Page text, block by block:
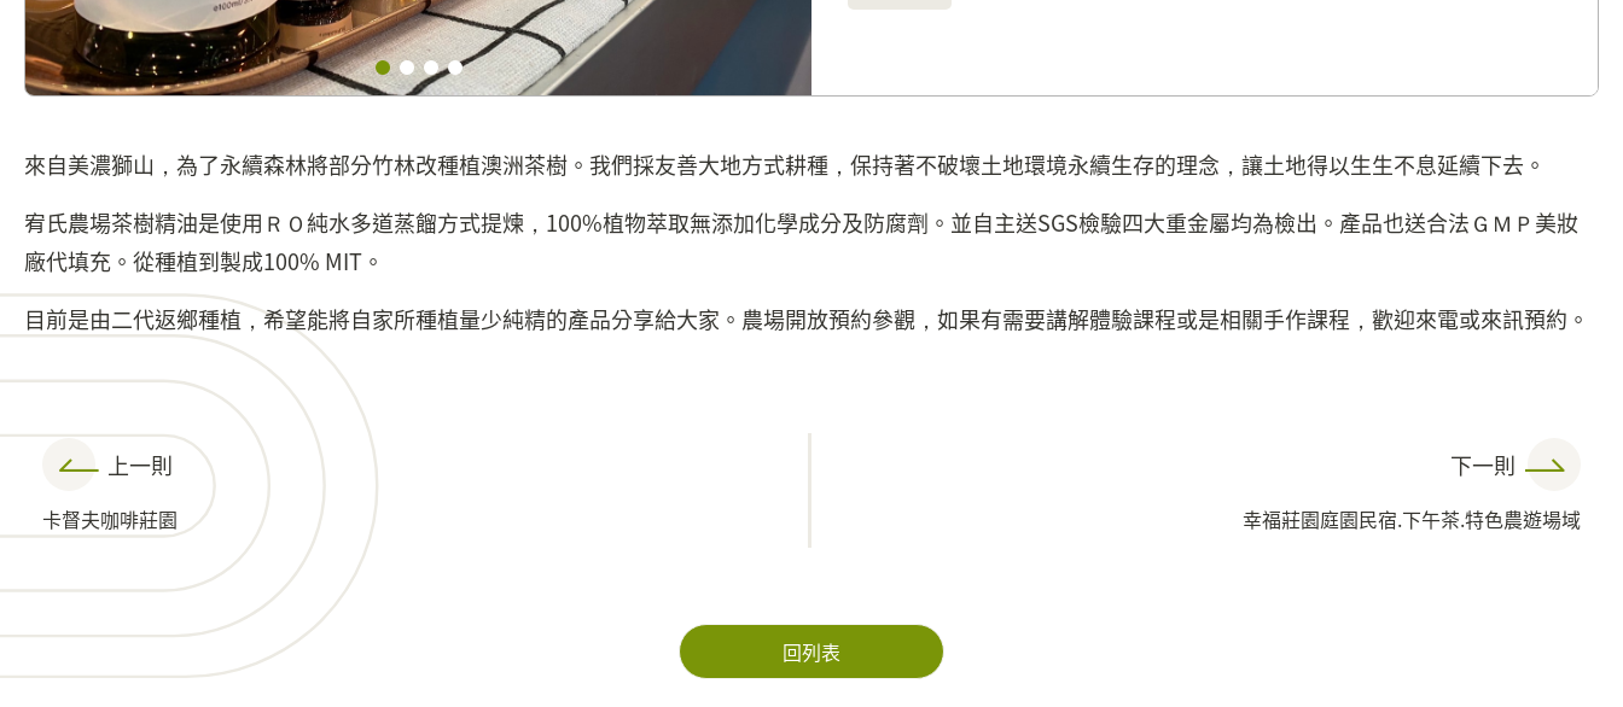
來自美濃獅山，為了永續森林將部分竹林改種植澳洲茶樹。我們採友善大地方式耕種，保持著不破壞土地環境永續生存的理念，讓土地得以生生不息延續下去。
宥氏農場茶樹精油是使用ＲＯ純水多道蒸餾方式提煉，100%植物萃取無添加化學成分及防腐劑。並自主送SGS檢驗四大重金屬均為檢出。產品也送合法ＧＭＰ美妝
廠代填充。從種植到製成100% MIT。
目前是由二代返鄉種植，希望能將自家所種植量少純精的產品分享給大家。農場開放預約參觀，如果有需要講解體驗課程或是相關手作課程，歡迎來電或來訊預約。
上一則
卡督夫咖啡莊園
下一則
幸福莊園庭園民宿.下午茶.特色農遊場域
回列表